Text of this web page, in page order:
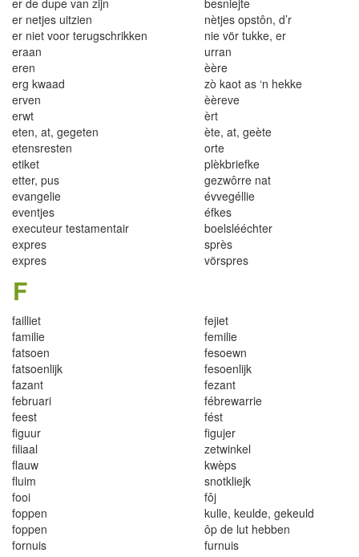
er netjes uitzien
nètjes opstôn, d’r
er niet voor terugschrikken nie vör tukke, er
eraan
urran
eren èère
erg kwaad
zò kaot as ‘n hekke
erven èèreve
erwt
èrt
eten, at, gegeten ète, at, geète
etensresten
orte
etiket
plèkbriefke
etter, pus gezwôrre nat
evangelie
évvegéllie
eventjes
éfkes
executeur testamentair
boelslééchter
expres
sprès
expres vörspres
F
failliet fejiet
familie femilie
fatsoen
fesoewn
fatsoenlijk fesoenlijk
fazant fezant
februari fébrewarrie
feest fést
fguur fgujer
filiaal
zetwinkel
fauw kwèps
fuim snotkliejk
fooi
fôj
foppen kulle, keulde, gekeuld
foppen
ôp de lut hebben
fornuis furnuis